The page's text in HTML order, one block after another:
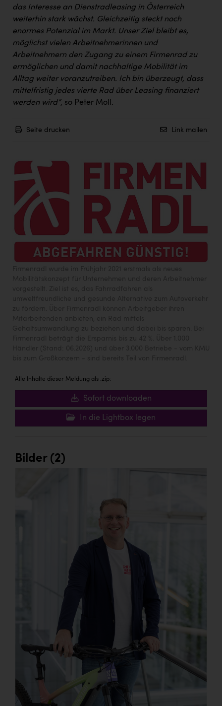
das Interesse an Dienstradleasing in Österreich
weiterhin stark wächst. Gleichzeitig steckt noch
enormes Potenzial im Markt. Unser Ziel bleibt es,
möglichst vielen Arbeitnehmerinnen und
Arbeitnehmern den Zugang zu einem Firmenrad zu
ermöglichen und damit nachhaltige Mobilität im
Alltag weiter voranzutreiben. Ich bin überzeugt, dass
mittelfristig jedes vierte Rad über Leasing finanziert
werden wird“, so Peter Moll.
Seite drucken Link mailen
Alle Inhalte dieser Meldung als .zip:
Sofort downloaden
In die Lightbox legen
Bilder (2)